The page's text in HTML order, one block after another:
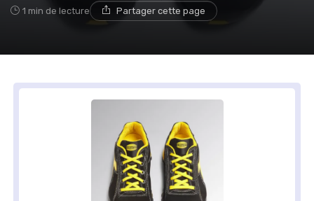
1 min de lecture Partager cette page